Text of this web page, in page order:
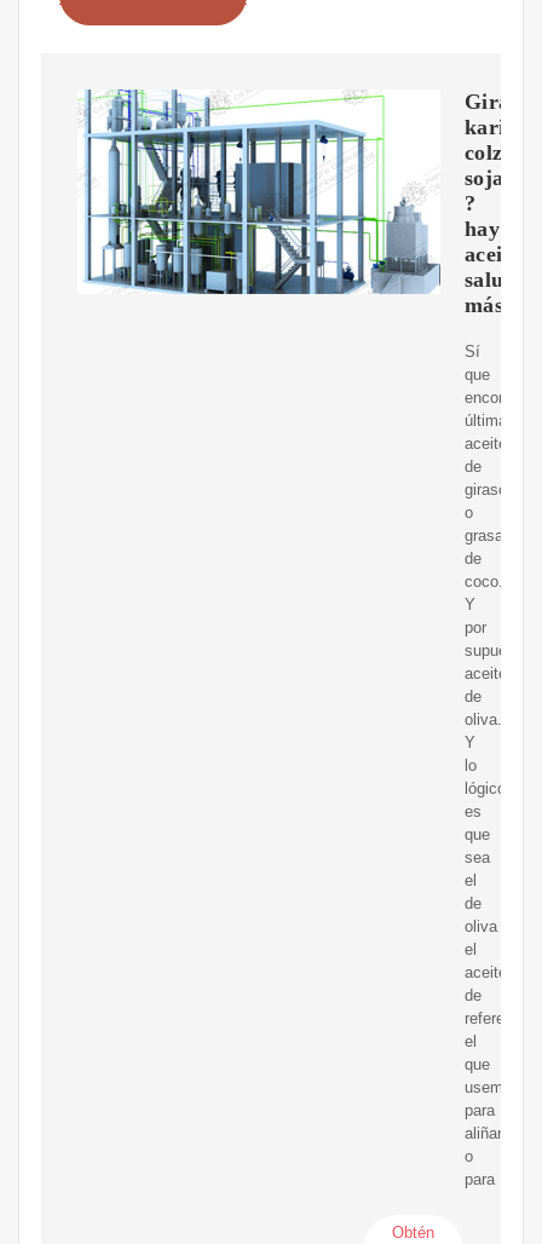
karité,
colza,
soja:
?
hay
aceites
más
Sí
que
aceite
de
girasol
o
grasa
de
coco.
Y
por
supuesto
aceite
de
oliva.
Y
lo
lógico
es
que
sea
el
de
oliva
el
aceite
de
referencia,
el
que
usemos
para
aliñar
o
para
Obtén